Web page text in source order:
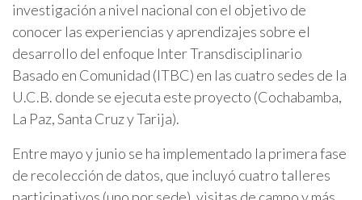
investigación a nivel nacional con el objetivo de
conocer las experiencias y aprendizajes sobre el
desarrollo del enfoque Inter Transdisciplinario
Basado en Comunidad (ITBC) en las cuatro sedes de la
U.C.B. donde se ejecuta este proyecto (Cochabamba,
La Paz, Santa Cruz y Tarija).
Entre mayo y junio se ha implementado la primera fase
de recolección de datos, que incluyó cuatro talleres